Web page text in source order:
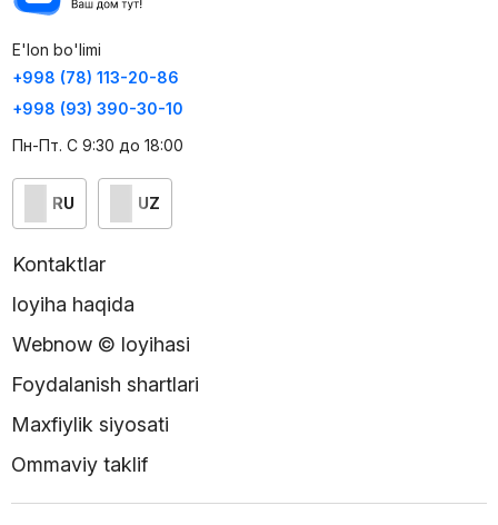
E'lon bo'limi
+998 (78) 113-20-86
+998 (93) 390-30-10
Пн-Пт. С 9:30 до 18:00
RU UZ
Kontaktlar
loyiha haqida
Webnow © loyihasi
Foydalanish shartlari
Maxfiylik siyosati
Ommaviy taklif